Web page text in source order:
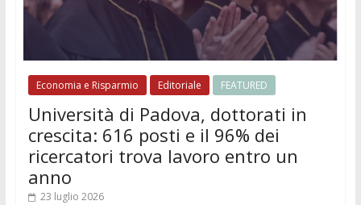
Economia e Risparmio Editoriale FEATURED
Università di Padova, dottorati in
crescita: 616 posti e il 96% dei
ricercatori trova lavoro entro un
anno
23 luglio 2026